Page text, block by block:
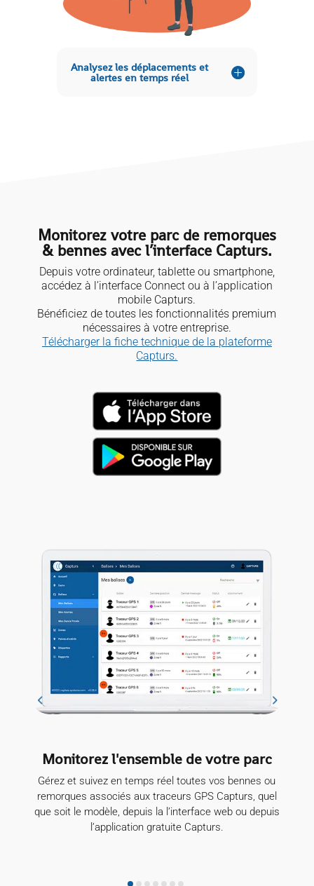
Analysez les déplacements et
alertes en temps réel
Monitorez votre parc de remorques
& bennes avec l’interface Capturs.
Depuis votre ordinateur, tablette ou smartphone,
accédez à l’interface Connect ou à l’application
mobile Capturs.
Bénéficiez de toutes les fonctionnalités premium
nécessaires à votre entreprise.
Télécharger la fiche technique de la plateforme
Capturs.
parc
bennes ou
Capturs, quel
web ou depuis
La position de vos bennes en
réel
Visionnez les informations de vos bennes en
réel sur la carte ainsi que toutes les
points d’arrêt associés. Retrouvez